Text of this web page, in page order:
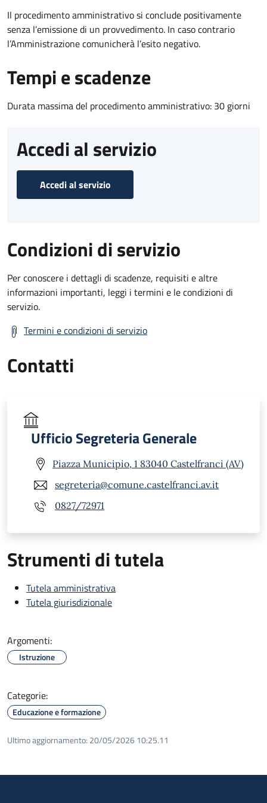
Il procedimento amministrativo si conclude positivamente
senza l’emissione di un provvedimento. In caso contrario
l’Amministrazione comunicherà l’esito negativo.
Tempi e scadenze
Durata massima del procedimento amministrativo: 30 giorni
Accedi al servizio
Accedi al servizio
Condizioni di servizio
Per conoscere i dettagli di scadenze, requisiti e altre
informazioni importanti, leggi i termini e le condizioni di
servizio.
Termini e condizioni di servizio
Contatti
Ufficio Segreteria Generale
Piazza Municipio, 1 83040 Castelfranci (AV)
segreteria@comune.castelfranci.av.it
0827/72971
Strumenti di tutela
Tutela amministrativa
Tutela giurisdizionale
Argomenti:
Istruzione
Categorie:
Educazione e formazione
Ultimo aggiornamento: 20/05/2026 10:25.11